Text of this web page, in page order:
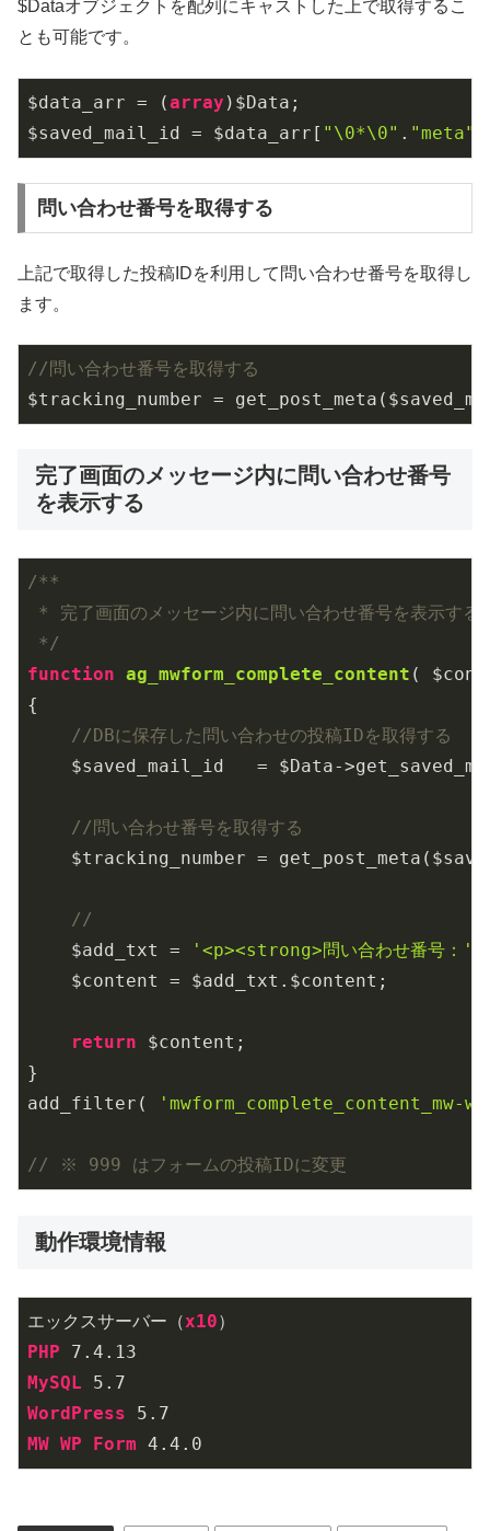
$Dataオブジェクトを配列にキャストした上で取得するこ
とも可能です。
$data_arr = (array )$Data;
$saved_mail_id = $data_arr[ "\0*\0" . "meta"
問い合わせ番号を取得する
上記で取得した投稿IDを利用して問い合わせ番号を取得し
ます。
//問い合わせ番号を取得する
$tracking_number =
完了画面のメッセージ内に問い合わせ番号
を表示する
/**
* 完了画面のメッセージ内に問い合わせ番号を表示する
*/
function ag_mwform_complete_content (
{
//DBに保存した問い合わせの投稿IDを取得する
$saved_mail_id   = $Data-
//問い合わせ番号を取得する
$tracking_number =
//
    $add_txt =
'<p><strong>問い合わせ番号：'
    $content = $add_txt.$content;
return $content;
}
add_filter(
'mwform_complete_content_mw-
// ※ 999 はフォームの投稿IDに変更
動作環境情報
エックスサーバー（x10
PHP 7 .4 .13
MySQL 5 .7
WordPress 5 .7
MW WP Form 4 .4 .0